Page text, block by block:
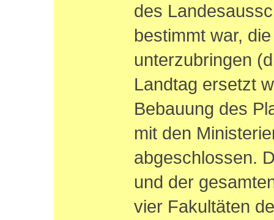
des
bestimmt war,
unterzubringen
Landtag ersetzt
Bebauung des
mit den
abgeschlossen.
und der
vier Fakultäten